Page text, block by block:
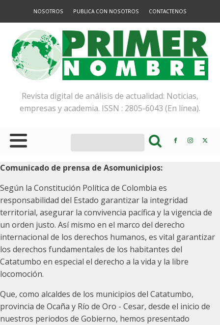
NOSOTROS PUBLICA CON NOSOTROS CONTACTENOS
Revista digital de análisis de actualidad: Noticias,
empresas y academia. ISSN : 2805-6043 (En línea).
Comunicado de prensa de Asomunicipios:
Según la Constitución Política de Colombia es
responsabilidad del Estado garantizar la integridad
territorial, asegurar la convivencia pacífica y la vigencia de
un orden justo. Así mismo en el marco del derecho
internacional de los derechos humanos, es vital garantizar
los derechos fundamentales de los habitantes del
Catatumbo en especial el derecho a la vida y la libre
locomoción.
Que, como alcaldes de los municipios del Catatumbo,
provincia de Ocaña y Río de Oro - Cesar, desde el inicio de
nuestros periodos de Gobierno, hemos presentado